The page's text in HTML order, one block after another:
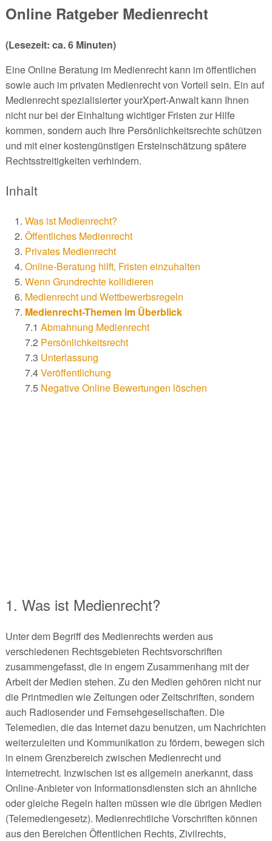
Online Ratgeber Medienrecht
(Lesezeit: ca. 6 Minuten)
Eine Online Beratung im Medienrecht kann im öffentlichen
sowie auch im privaten Medienrecht von Vorteil sein. Ein auf
Medienrecht spezialisierter yourXpert-Anwalt kann Ihnen
nicht nur bei der Einhaltung wichtiger Fristen zur Hilfe
kommen, sondern auch Ihre Persönlichkeitsrechte schützen
und mit einer kostengünstigen Ersteinschätzung spätere
Rechtsstreitigkeiten verhindern.
Inhalt
Was ist Medienrecht?
Öffentliches Medienrecht
Privates Medienrecht
Online-Beratung hilft, Fristen einzuhalten
Wenn Grundrechte kollidieren
Medienrecht und Wettbewerbsregeln
Medienrecht-Themen im Überblick
7.1 Abmahnung Medienrecht
7.2 Persönlichkeitsrecht
7.3 Unterlassung
7.4Veröffentlichung
7.5 Negative Online Bewertungen löschen
1. Was ist Medienrecht?
Unter dem Begriff des Medienrechts werden aus
verschiedenen Rechtsgebieten Rechtsvorschriften
zusammengefasst, die in engem Zusammenhang mit der
Arbeit der Medien stehen. Zu den Medien gehören nicht nur
die Printmedien wie Zeitungen oder Zeitschriften, sondern
auch Radiosender und Fernsehgesellschaften. Die
Telemedien, die das Internet dazu benutzen, um Nachrichten
weiterzuleiten und Kommunikation zu fördern, bewegen sich
in einem Grenzbereich zwischen Medienrecht und
Internetrecht. Inzwischen ist es allgemein anerkannt, dass
Online-Anbieter von Informationsdiensten sich an ähnliche
oder gleiche Regeln halten müssen wie die übrigen Medien
(Telemediengesetz). Medienrechtliche Vorschriften können
aus den Bereichen Öffentlichen Rechts, Zivilrechts,